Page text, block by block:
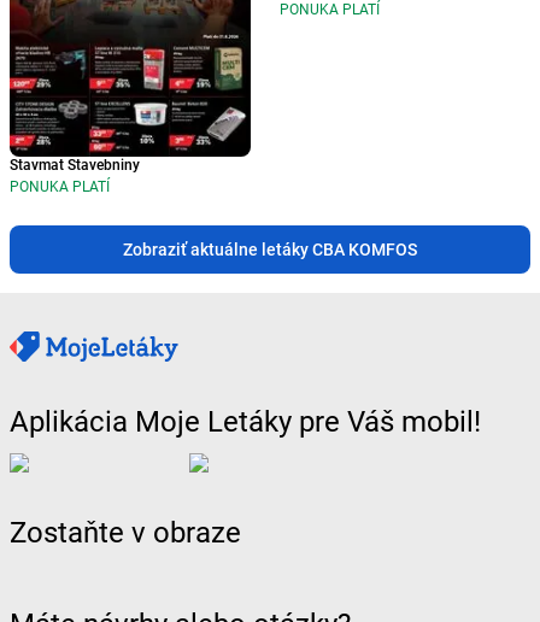
Stavmat Stavebniny
PONUKA PLATÍ
PONUKA PLATÍ
Zobraziť aktuálne letáky CBA KOMFOS
Aplikácia Moje Letáky pre Váš mobil!
Zostaňte v obraze